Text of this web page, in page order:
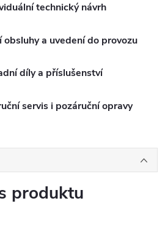
technický návrh
a uvedení do provozu
díly a příslušenství
servis i pozáruční opravy
produktu